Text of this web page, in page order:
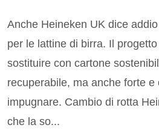
Anche Heineken UK dice
per le lattine di birra. Il
sostituire con cartone
recuperabile, ma anche forte e
impugnare. Cambio di rotta
che la so...